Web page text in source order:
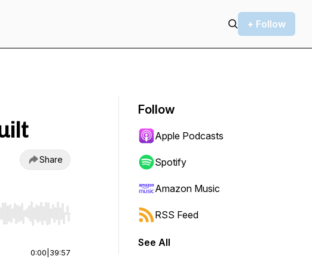
+ Follow
Share
start or end. Hold shift to jump forward or backward.
0:00 39:57
Follow
Apple Podcasts
Spotify
Amazon Music
RSS Feed
See All